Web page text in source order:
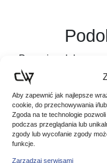
Aby zapewnić jak najlepsze
cookie, do przechowywania i/
Zgoda na te technologie
podczas przeglądania lub
zgody lub wycofanie zgody
funkcje.
Zarządzaj serwisami
Poznaj podobne